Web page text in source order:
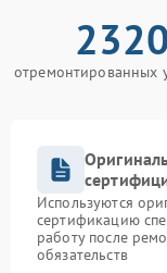
2320
отремонтированных
Используются
сертификацию
работу после
обязательств